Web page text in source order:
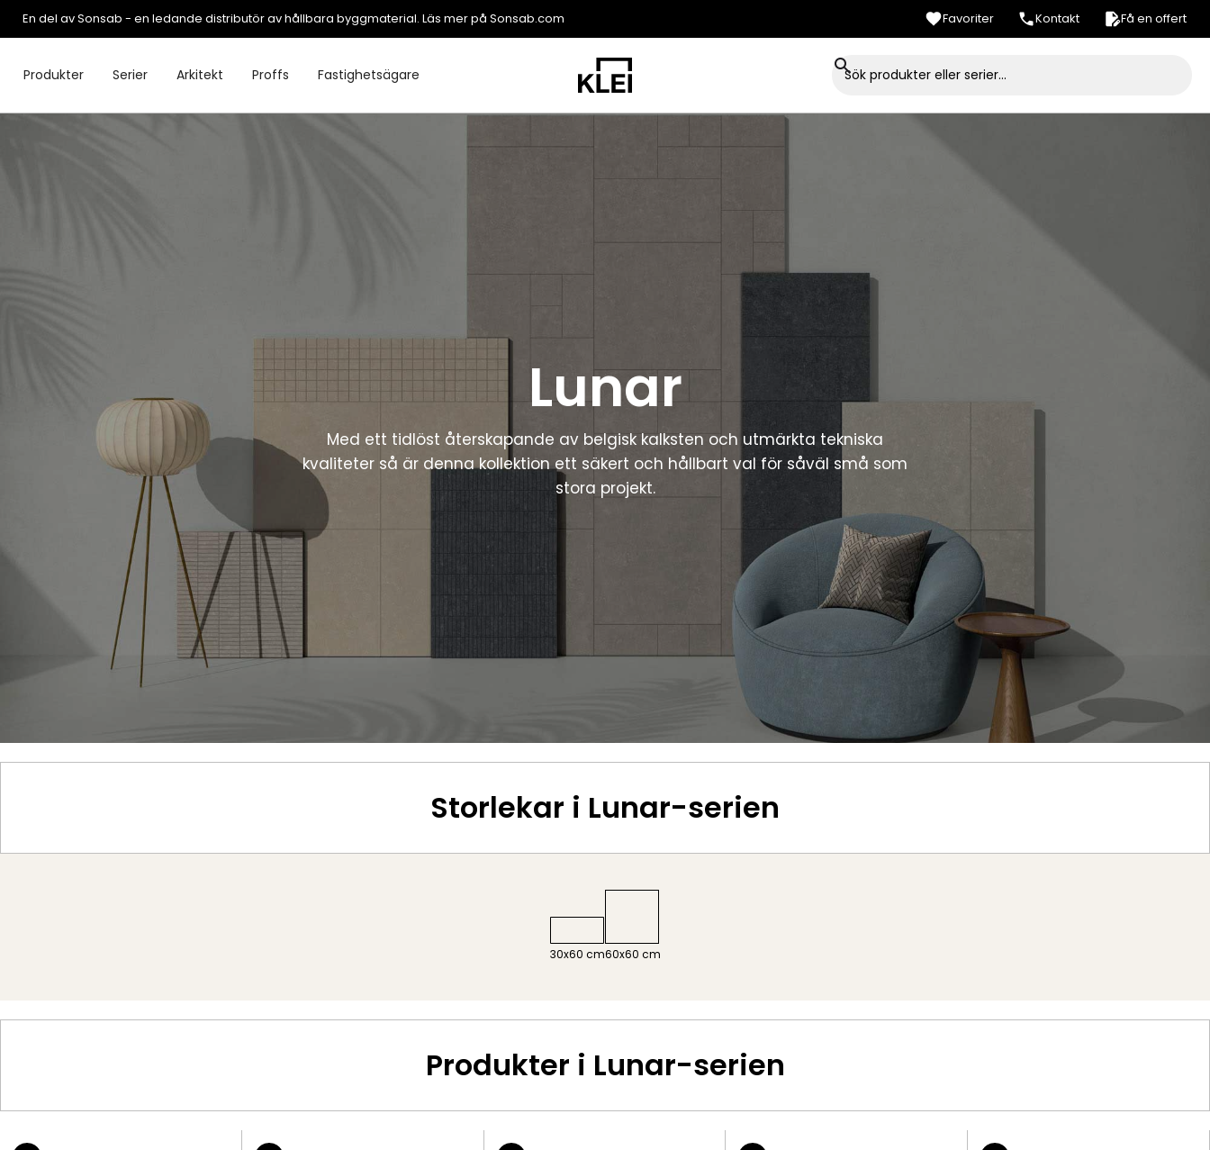
En del av Sonsab - en ledande distributör av hållbara byggmaterial. Läs mer på Sonsab.com Favoriter Kontakt Få en offert
Produkter Serier Arkitekt Proffs Fastighetsägare
Lunar
Med ett tidlöst återskapande av belgisk kalksten och utmärkta tekniska
kvaliteter så är denna kollektion ett säkert och hållbart val för såväl små som
stora projekt.
Storlekar i Lunar-serien
30x60 cm60x60 cm
Produkter i Lunar-serien